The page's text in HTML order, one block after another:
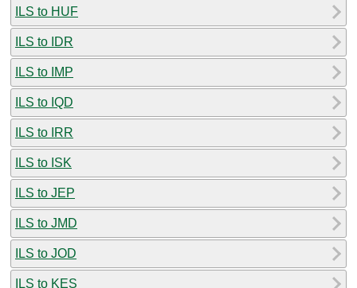
ILS to HUF
ILS to IDR
ILS to IMP
ILS to IQD
ILS to IRR
ILS to ISK
ILS to JEP
ILS to JMD
ILS to JOD
ILS to KES